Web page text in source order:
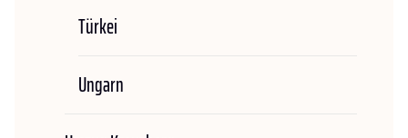
Türkei
Ungarn